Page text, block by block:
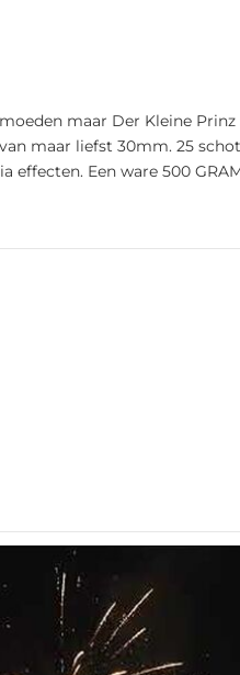
maar Der Kleine
maar liefst 30mm. 25
effecten. Een ware 500